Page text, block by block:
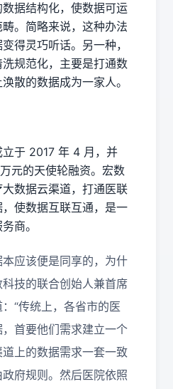
据结构化，使数据可运
。简略来说，这种办法
得灵巧听话。另一种，
规范化，主要是打通数
散的数据成为一家人。
于 2017 年 4 月，并
元的天使轮融资。宏数
数据云渠道，打通医联
使数据互联互通，是一
商。
应该便是同享的，为什
技的联合创始人兼首席
“传统上，各省市的医
首要他们需求建立一个
上的数据需求一套一致
府规则。然后医院依照